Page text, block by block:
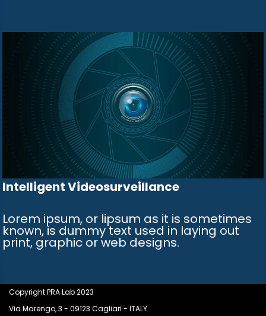
Intelligent Videosurveillance
Lorem ipsum, or lipsum as it is sometimes
known, is dummy text used in laying out
print, graphic or web designs.
Copyright PRA Lab 2023
Via Marengo, 3 - 09123 Cagliari - ITALY